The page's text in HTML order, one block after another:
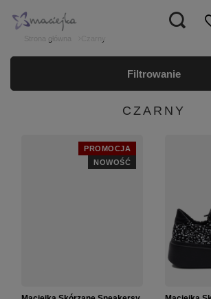
Strona główna
Filtrowanie
CZARNY
PROMOCJA
NOWOŚĆ